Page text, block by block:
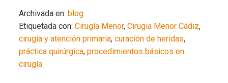
Archivada en: blog
Etiquetada con:Cirugía Menor,Cirugia Menor Cádiz,
cirugía y atención primaria,curación de heridas,
práctica quirúrgica,procedimientos básicos en
cirugía